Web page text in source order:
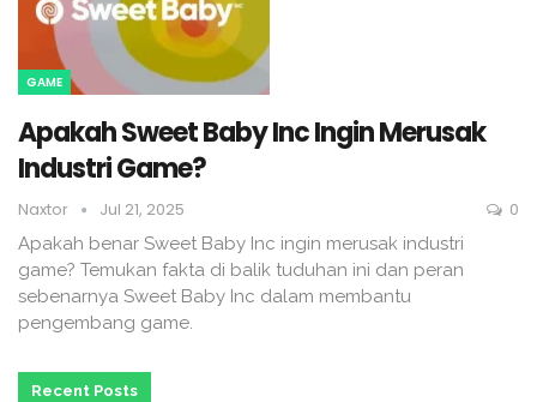
GAME
Apakah Sweet Baby Inc Ingin Merusak
Industri Game?
Naxtor Jul 21, 2025 0
Apakah benar Sweet Baby Inc ingin merusak industri
game? Temukan fakta di balik tuduhan ini dan peran
sebenarnya Sweet Baby Inc dalam membantu
pengembang game.
Recent Posts